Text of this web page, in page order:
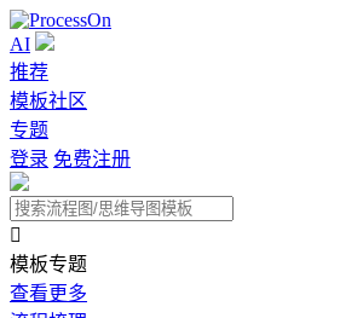
AI
推荐
模板社区
专题
登录 免费注册

模板专题
查看更多